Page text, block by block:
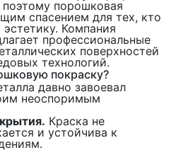
порошковая
спасением для тех, кто
Компания
профессиональные
поверхностей
технологий.
покраску?
давно завоевал
неоспоримым
Краска не
и устойчива к